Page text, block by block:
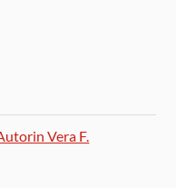
Vera F.